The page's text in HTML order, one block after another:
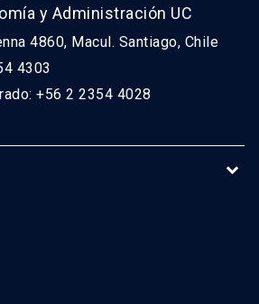
y Administración UC
4860, Macul. Santiago, Chile
4303
+56 2 2354 4028